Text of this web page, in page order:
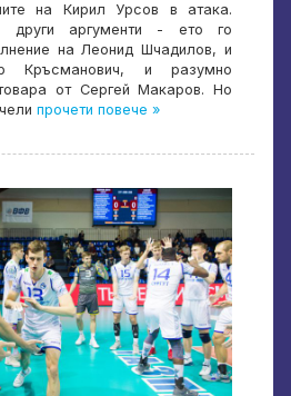
на Кирил Урсов в атака.
други аргументи - ето го
на Леонид Шчадилов, и
Кръсманович, и разумно
от Сергей Макаров. Но
прочети повече »